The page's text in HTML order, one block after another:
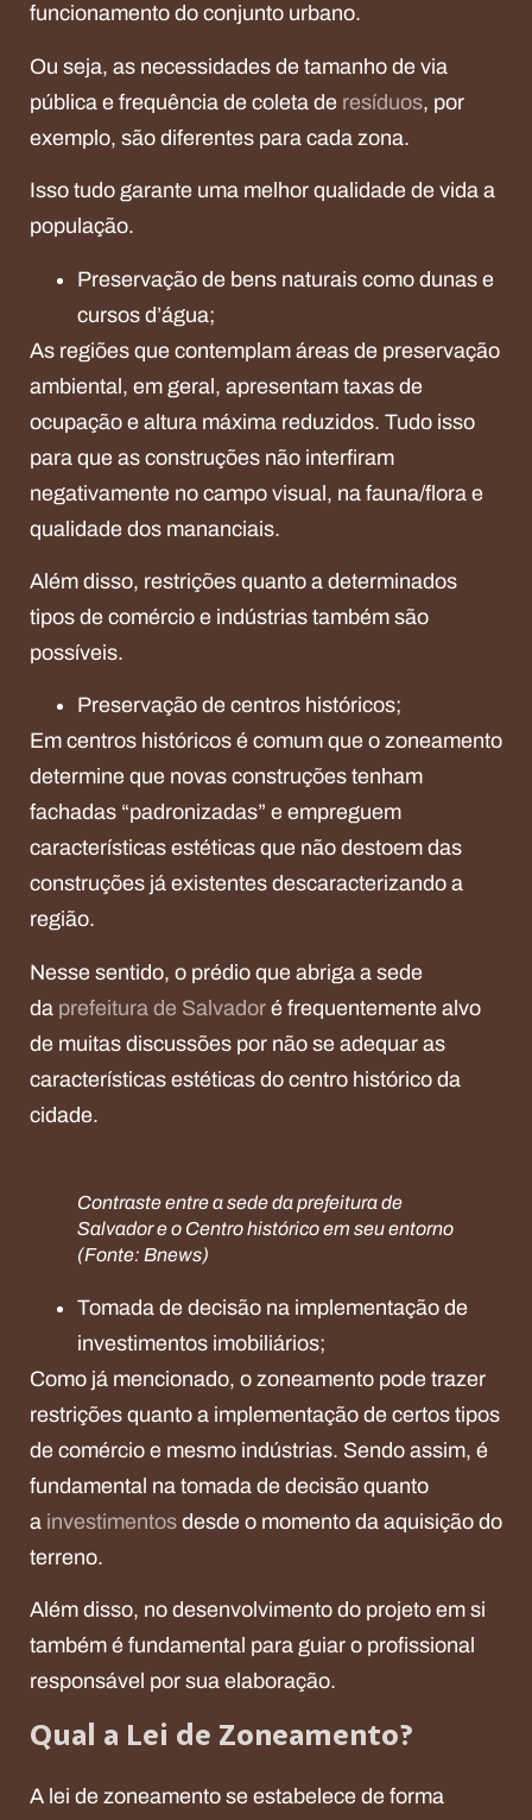
funcionamento do conjunto urbano.
Ou seja, as necessidades de tamanho de via
pública e frequência de coleta de resíduos, por
exemplo, são diferentes para cada zona.
Isso tudo garante uma melhor qualidade de vida a
população.
Preservação de bens naturais como dunas e
cursos d’água;
As regiões que contemplam áreas de preservação
ambiental, em geral, apresentam taxas de
ocupação e altura máxima reduzidos. Tudo isso
para que as construções não interfiram
negativamente no campo visual, na fauna/flora e
qualidade dos mananciais.
Além disso, restrições quanto a determinados
tipos de comércio e indústrias também são
possíveis.
Preservação de centros históricos;
Em centros históricos é comum que o zoneamento
determine que novas construções tenham
fachadas “padronizadas” e empreguem
características estéticas que não destoem das
construções já existentes descaracterizando a
região.
Nesse sentido, o prédio que abriga a sede
da prefeitura de Salvador é frequentemente alvo
de muitas discussões por não se adequar as
características estéticas do centro histórico da
cidade.
Contraste entre a sede da prefeitura de
Salvador e o Centro histórico em seu entorno
(Fonte: Bnews)
Tomada de decisão na implementação de
investimentos imobiliários;
Como já mencionado, o zoneamento pode trazer
restrições quanto a implementação de certos tipos
de comércio e mesmo indústrias. Sendo assim, é
fundamental na tomada de decisão quanto
a investimentos desde o momento da aquisição do
terreno.
Além disso, no desenvolvimento do projeto em si
também é fundamental para guiar o profissional
responsável por sua elaboração.
Qual a Lei de Zoneamento?
A lei de zoneamento se estabelece de forma